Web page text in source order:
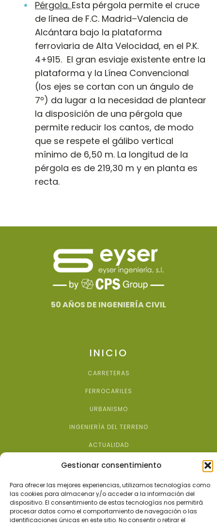
Gestionar consentimiento
Para ofrecer las mejores experiencias, utilizamos tecnologías como
las cookies para almacenar y/o acceder a la información del
dispositivo. El consentimiento de estas tecnologías nos permitirá
procesar datos como el comportamiento de navegación o las
identificaciones únicas en este sitio. No consentir o retirar el
Pérgola. Esta pérgola permite el cruce
de línea de F.C. Madrid–Valencia de
Alcántara bajo la plataforma
ferroviaria de Alta Velocidad, en el P.K.
4+915. El gran esviaje existente entre la
plataforma y la Línea Convencional
(los ejes se cortan con un ángulo de
7º) da lugar a la necesidad de plantear
la disposición de una pérgola que
permite reducir los cantos, de modo
que se respete el gálibo vertical
mínimo de 6,50 m. La longitud de la
pérgola es de 219,30 m y en planta es
recta.
50 AÑOS DE INGENIERÍA CIVIL
INICIO
CARRETERAS
FERROCARILES
URBANISMO
INGENIERÍA DEL TERRENO
ACTUALIDAD
(+34) 914564735
eyseringenieria@eyseringenieria.es